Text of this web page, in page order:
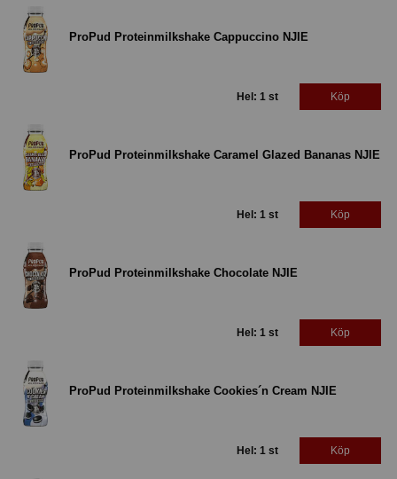
ProPud Proteinmilkshake Cappuccino NJIE
Hel: 1 st Köp
ProPud Proteinmilkshake Caramel Glazed Bananas NJIE
Hel: 1 st Köp
ProPud Proteinmilkshake Chocolate NJIE
Hel: 1 st Köp
ProPud Proteinmilkshake Cookies´n Cream NJIE
Hel: 1 st Köp